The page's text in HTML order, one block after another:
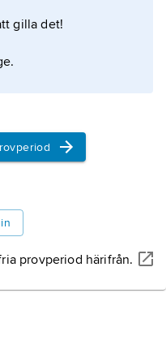
gilla det!
provperiod härifrån.